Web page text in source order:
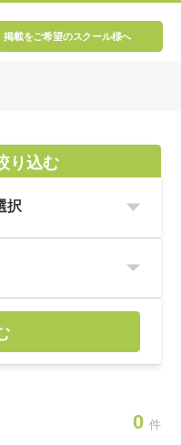
掲載をご希望のスクール様へ
り込む
0 件